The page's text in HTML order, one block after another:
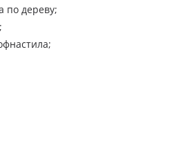
по дереву;